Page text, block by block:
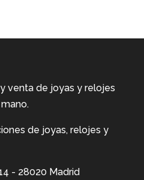
venta de joyas y relojes
de joyas, relojes y
- 28020 Madrid